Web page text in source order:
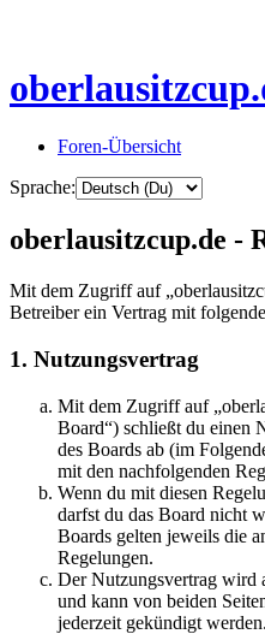
Foren-Übersicht
Sprache:
oberlausitzcup.de -
Mit dem Zugriff auf
Betreiber ein Vertrag mit
1. Nutzungsvertrag
Mit dem Zugriff auf
Board“) schließt du einen
des Boards ab (im
mit den nachfolgenden
Wenn du mit diesen
darfst du das Board nicht
Boards gelten jeweils die
Regelungen.
Der Nutzungsvertrag wird
und kann von beiden
jederzeit gekündigt werden.